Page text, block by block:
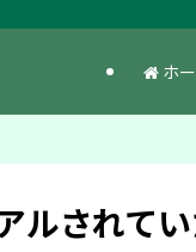
ホ
ルされて